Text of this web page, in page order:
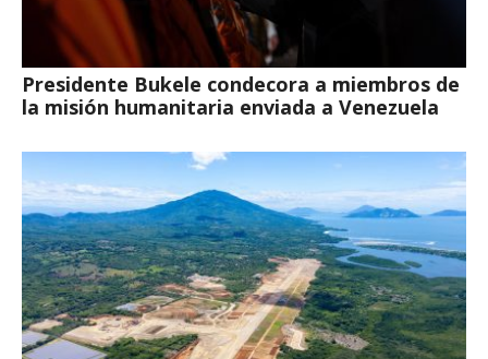
Presidente Bukele condecora a miembros de
la misión humanitaria enviada a Venezuela